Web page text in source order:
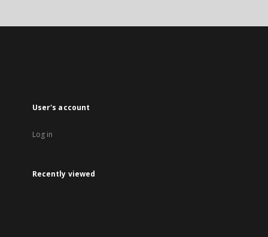
open
User's account
Log in
Recently viewed